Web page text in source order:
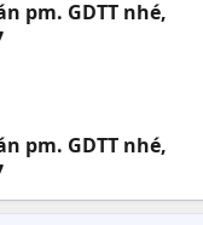
pm. GDTT nhé,
pm. GDTT nhé,